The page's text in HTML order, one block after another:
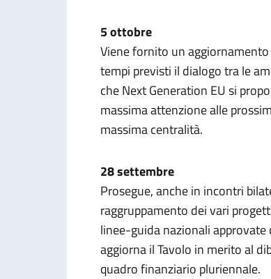
5 ottobre
Viene fornito un
tempi previsti il dialogo tra le
che Next Generation EU si
massima attenzione alle
massima centralità.
28 settembre
Prosegue, anche in incontri
raggruppamento dei vari
linee-guida nazionali approvate
aggiorna il Tavolo in merito al
quadro finanziario pluriennale.